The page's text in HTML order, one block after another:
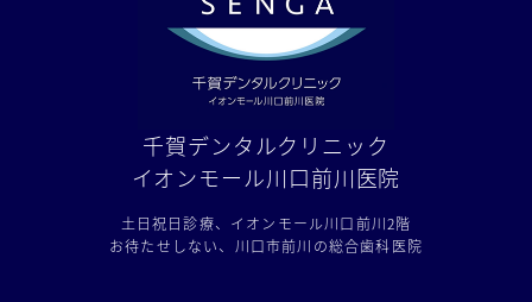
千賀デンタルクリニック
イオンモール川口前川医院
土日祝日診療、イオンモール川口前川2階
お待たせしない、川口市前川の総合歯科医院